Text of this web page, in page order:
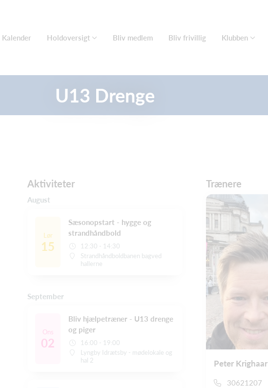
Kalender Holdoversigt Bliv medlem Bliv frivillig Klubben
U13 Drenge
Aktiviteter
August
Lør
15
Sæsonopstart - hygge og
strandhåndbold
12:30 - 14:30
Strandhåndboldbanen bagved
hallerne
September
Ons
02
Bliv hjælpetræner - U13 drenge
og piger
16:00 - 19:00
Lyngby Idrætsby - mødelokale og
hal 2
Trænere
Peter Krighaar
30621207